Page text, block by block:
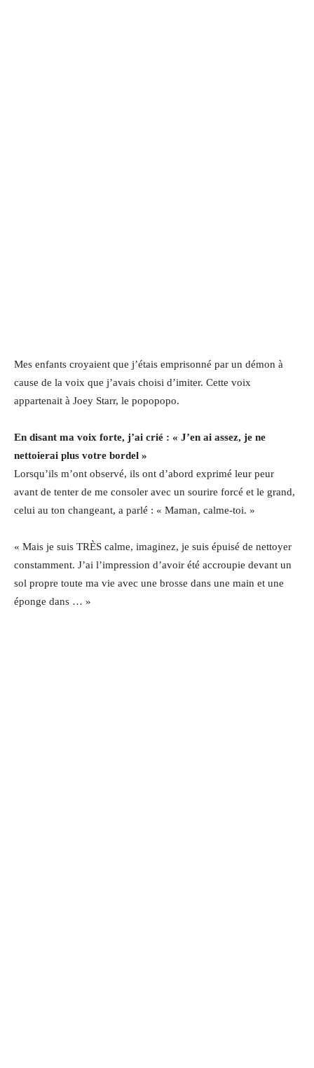
Mes enfants croyaient que j’étais emprisonné par un démon à
cause de la voix que j’avais choisi d’imiter. Cette voix
appartenait à Joey Starr, le popopopo.
En disant ma voix forte, j’ai crié : « J’en ai assez, je ne
nettoierai plus votre bordel »
Lorsqu’ils m’ont observé, ils ont d’abord exprimé leur peur
avant de tenter de me consoler avec un sourire forcé et le grand,
celui au ton changeant, a parlé : « Maman, calme-toi. »
« Mais je suis TRÈS calme, imaginez, je suis épuisé de nettoyer
constamment. J’ai l’impression d’avoir été accroupie devant un
sol propre toute ma vie avec une brosse dans une main et une
éponge dans … »